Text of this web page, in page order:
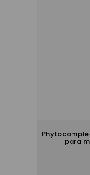
para